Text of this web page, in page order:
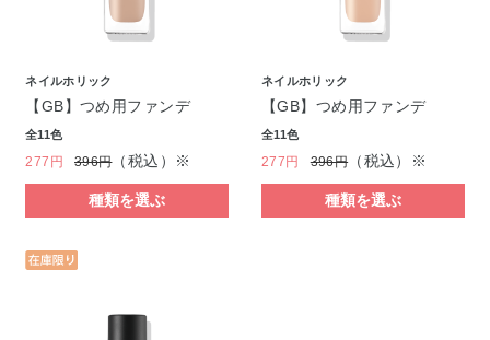
ネイルホリック
【GB】つめ用ファンデ
全11色
277円 396円（税込）※
種類を選ぶ
ネイルホリック
【GB】つめ用ファンデ
全11色
277円 396円（税込）※
種類を選ぶ